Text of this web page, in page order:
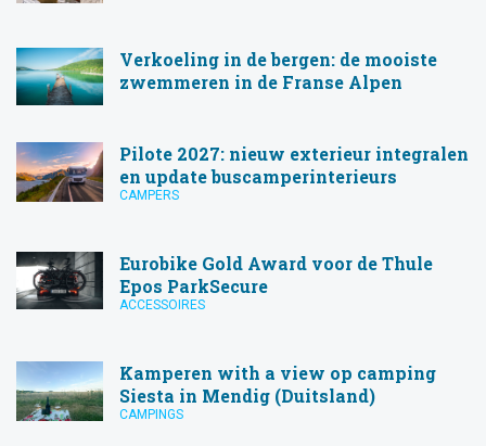
Verkoeling in de bergen: de mooiste
zwemmeren in de Franse Alpen
Pilote 2027: nieuw exterieur integralen
en update buscamperinterieurs
CAMPERS
Eurobike Gold Award voor de Thule
Epos ParkSecure
ACCESSOIRES
Kamperen with a view op camping
Siesta in Mendig (Duitsland)
CAMPINGS